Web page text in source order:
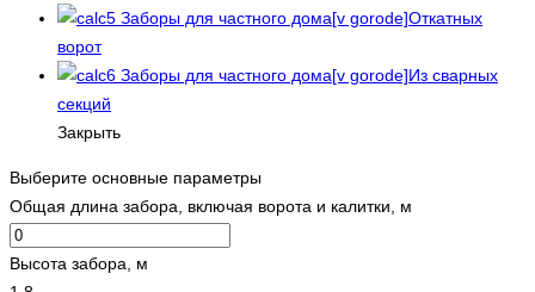
Откатных
ворот
Из сварных
секций
Закрыть
Выберите основные параметры
Общая длина забора, включая ворота и калитки, м
Высота забора, м